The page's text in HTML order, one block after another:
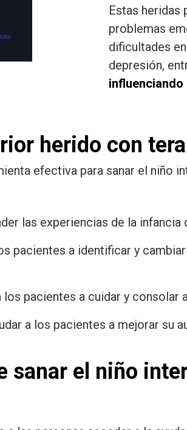
Estas heridas
problemas
dificultades
depresión,
herido con
efectiva para sanar el niño
las experiencias de la infancia
pacientes a identificar y
los pacientes a cuidar y consolar
a los pacientes a mejorar su
sanar el niño